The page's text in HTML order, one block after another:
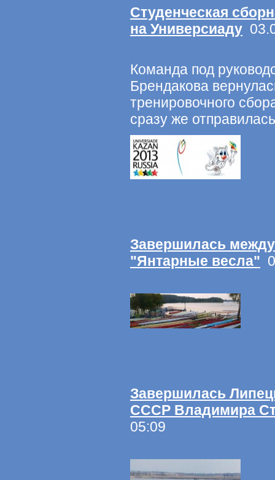
Студенческая
на Универсиаду
Команда под
Брендакова
тренировочного
сразу же
Завершилась
"Янтарные весла"
Завершилась
СССР Владимира
05:09